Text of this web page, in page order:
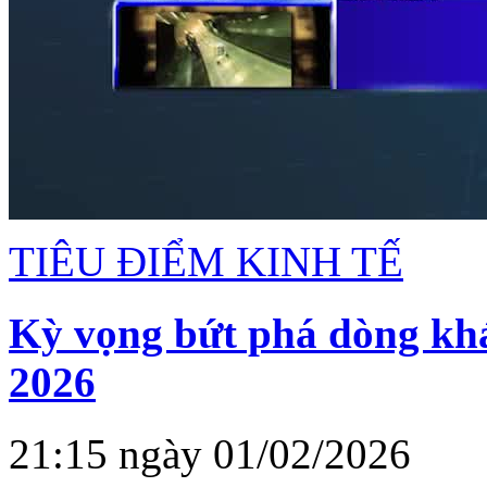
TIÊU ĐIỂM KINH TẾ
Kỳ vọng bứt phá dòng
2026
21:15 ngày 01/02/2026